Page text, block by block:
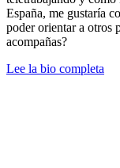
España, me gustaría
poder orientar a otros
acompañas?
Lee la bio completa